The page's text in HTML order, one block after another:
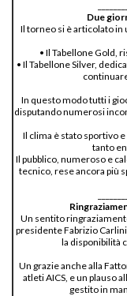
Due
Il torneo si è articolato in
• Il Tabellone Gold,
• Il Tabellone Silver,
In questo modo tutti i
disputando numerosi
Il clima è stato sportivo
tanto
Il pubblico, numeroso e
tecnico, rese ancora più
Un sentito
presidente Fabrizio
la disponibilità
Un grazie anche alla
atleti AICS, e un plauso
gestito in